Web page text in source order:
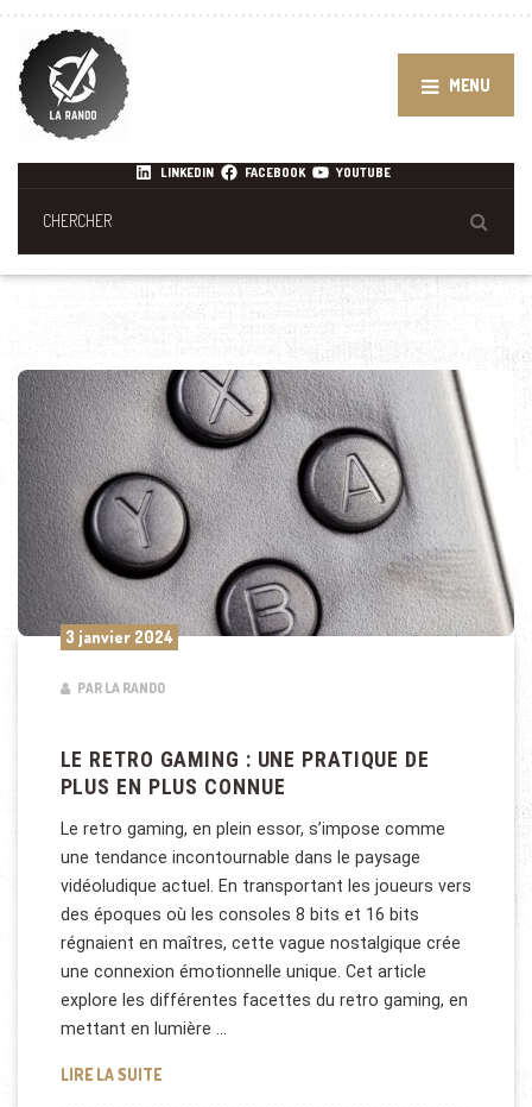
MENU
LINKEDIN FACEBOOK YOUTUBE
3 janvier 2024
PAR LA RANDO
LE RETRO GAMING : UNE PRATIQUE DE
PLUS EN PLUS CONNUE
Le retro gaming, en plein essor, s’impose comme
une tendance incontournable dans le paysage
vidéoludique actuel. En transportant les joueurs vers
des époques où les consoles 8 bits et 16 bits
régnaient en maîtres, cette vague nostalgique crée
une connexion émotionnelle unique. Cet article
explore les différentes facettes du retro gaming, en
mettant en lumière …
LIRE LA SUITELE RETRO GAMING : UNE PRATIQUE DE PLUS EN